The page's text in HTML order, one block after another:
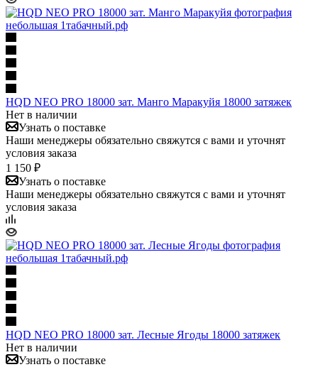
HQD NEO PRO 18000 зат. Манго Маракуйя 18000 затяжек
Нет в наличии
Узнать о поставке
Наши менеджеры обязательно свяжутся с вами и уточнят
условия заказа
1 150 ₽
Узнать о поставке
Наши менеджеры обязательно свяжутся с вами и уточнят
условия заказа
HQD NEO PRO 18000 зат. Лесные Ягоды 18000 затяжек
Нет в наличии
Узнать о поставке